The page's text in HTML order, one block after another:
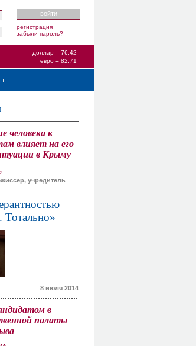
регистрация
забыли пароль?
доллар = 76,42
евро = 82,71
человека к
влияет на его
в Крыму
учредитель
Тотально»
8 июля 2014
в
палаты